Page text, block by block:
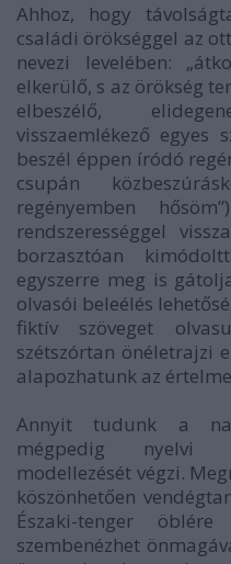
Ahhoz, hogy
családi örökséggel az
nevezi levelében:
elkerülő, s az örökség
elbeszélő,
visszaemlékező egyes
beszél éppen íródó
csupán
regényemben
rendszerességgel
borzasztóan
egyszerre meg is
olvasói beleélés
fiktív szöveget
szétszórtan önéletrajzi
alapozhatunk az
Annyit tudunk a
mégpedig nyelvi
modellezését végzi.
köszönhetően
Északi-tenger
szembenézhet